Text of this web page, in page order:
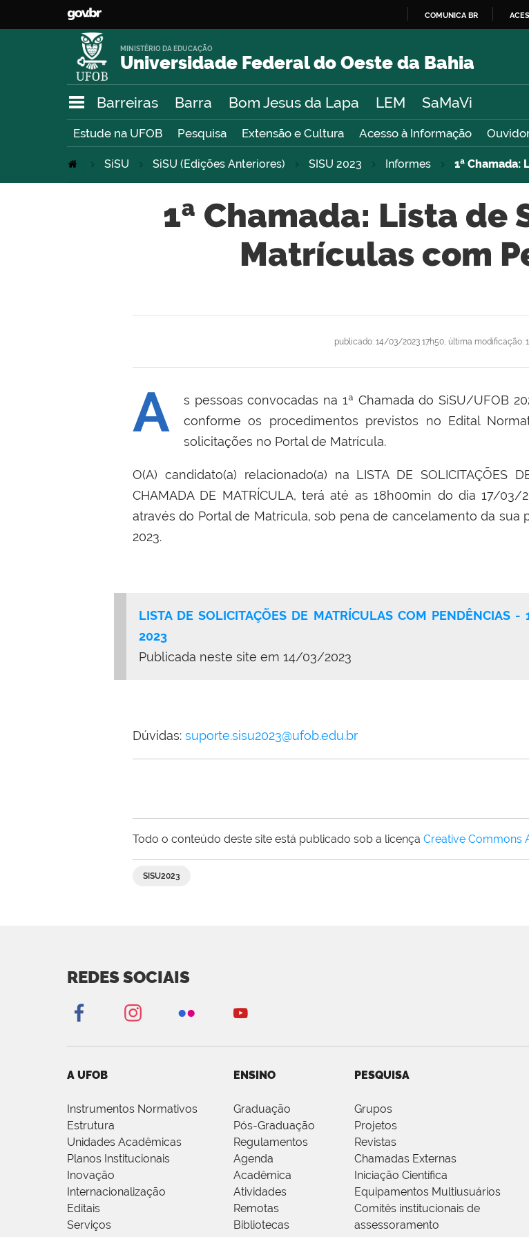
O
COMUNICA BR
Universidade Federal do Oeste da Bahia
MINISTÉRIO DA EDUCAÇÃO
Barreiras Barra Bom Jesus da Lapa LEM SaMaVi
Estude na UFOB Pesquisa Extensão e Cultura Acesso à Informação
SiSU SiSU (Edições Anteriores) SISU 2023 Informes 1ª Chamada:
1ª Chamada: Lista de
Matrículas com
publicado: 14/03/2023 17h50, última modificação:
A
s pessoas convocadas na 1ª Chamada do SiSU/UFOB
conforme os procedimentos previstos no Edital
solicitações no Portal de Matrícula.
O(A) candidato(a) relacionado(a) na LISTA DE SOLICITAÇÕES
CHAMADA DE MATRÍCULA, terá até as 18h00min do dia 17/
através do Portal de Matrícula, sob pena de cancelamento da
2023.
LISTA DE SOLICITAÇÕES DE MATRÍCULAS COM PENDÊNCIAS
2023
Publicada neste site em 14/03/2023
Dúvidas: suporte.sisu2023@ufob.edu.br
Todo o conteúdo deste site está publicado sob a licença Creative Commons
SISU2023
REDES SOCIAIS
A UFOB
Instrumentos Normativos
Estrutura
Unidades Acadêmicas
Planos Institucionais
Inovação
Internacionalização
Editais
Serviços
ENSINO
Graduação
Pós-Graduação
Regulamentos
Agenda
Acadêmica
Atividades
Remotas
Bibliotecas
PESQUISA
Grupos
Projetos
Revistas
Chamadas Externas
Iniciação Científica
Equipamentos Multiusuários
Comitês institucionais de
assessoramento